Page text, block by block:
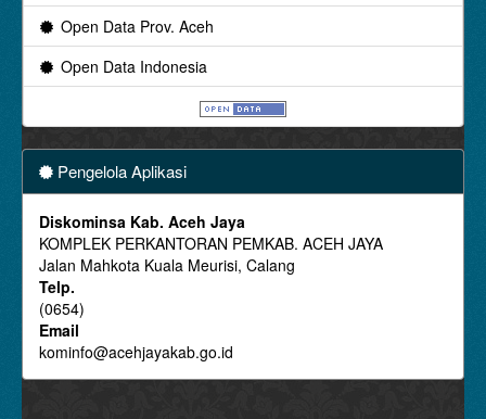
Open Data Prov. Aceh
Open Data Indonesia
Pengelola Aplikasi
Diskominsa Kab. Aceh Jaya
KOMPLEK PERKANTORAN PEMKAB. ACEH JAYA
Jalan Mahkota Kuala Meurisi, Calang
Telp.
(0654)
Email
kominfo@acehjayakab.go.id